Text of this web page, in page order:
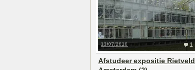
1
13/07/2010
Afstudeer expositie Rietveld